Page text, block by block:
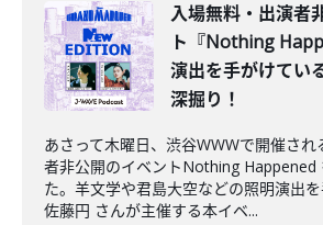
入場無料・出演者
ト『Nothing
演出を手がけてい
深掘り！
あさって木曜日、渋谷WWWで開催さ
者非公開のイベントNothing Happened
た。羊文学や君島大空などの照明演出
佐藤円 さんが主催する本イベ...